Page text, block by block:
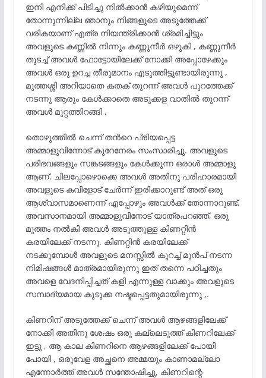
ഇനി എനിക്ക് പിടിച്ചു നിൽക്കാൻ കഴിയുമെന്ന്
തോന്നുന്നില്ല ഞാനും നിങ്ങളുടെ അടുത്തേക്ക്
വരികയാണ് എത്ര നിയന്ത്രിക്കാൻ ശ്രമിച്ചിട്ടും
അവളുടെ കണ്ണിൽ നിന്നും കണ്ണുനീർ ഒഴുകി , കണ്ണുനീർ
തുടച്ച് അവൾ ഫോട്ടോയിലേക്ക് നോക്കി അപ്പോഴേക്കും
അവൾ ഒരു ഉറച്ച തീരുമാനം എടുത്തിട്ടുണ്ടായിരുന്നു ,
മുത്തശ്ശി അറിയാതെ കതക് തുറന്ന് അവൾ പുറത്തേക്ക്
നടന്നു ആരും കേൾക്കാതെ അടുക്കള വാതിൽ തുറന്ന്
അവൾ മുറ്റത്തിറങ്ങി ,
തൊഴുത്തിൽ ചെന്ന് തൻറെ പ്രിയപ്പെട്ട
അമ്മാളുവിന്നോട് കുറേനേരം സംസാരിച്ചു. അവളുടെ
പരിഭവങ്ങളും സങ്കടങ്ങളും കേൾക്കുന്ന ഒരാൾ അമ്മാളു
ആണ്. ചിലപ്പോഴൊക്കെ അവൾ അതിനു പരിഹാരമായി
അവളുടെ കവിളോട് ചേർന്ന് ഇരിക്കാറുണ്ട് അത് ഒരു
ആശ്വാസമാണെന്ന് എപ്പോഴും അവൾക്ക് തോന്നാറുണ്ട്.
അവസാനമായി അമ്മാളുവിനോട് യാത്രപറഞ്ഞ്, ഒരു
മുത്തം നൽകി അവൾ അടുത്തുള്ള കിണറ്റിൻ
കരയിലേക്ക് നടന്നു. കിണറ്റിൻ കരയിലേക്ക്
നടക്കുമ്പോൾ അവളുടെ മനസ്സിൽ കുറച്ച് മുൻപ് നടന്ന
നിമിഷങ്ങൾ മാത്രമായിരുന്നു ഇത് തന്നെ പഠിച്ചതും
അവളെ വേദനിപ്പിച്ചത് കളി എന്നുള്ള വാക്കും അവളുടെ
സമ്പാദ്യമായ കുടുക്ക നഷ്ടപ്പെട്ടതുമായിരുന്നു ,.
കിണറിന് അടുത്തേക്ക് ചെന്ന് അവൾ ആഴങ്ങളിലേക്ക്
നോക്കി അതിനു ശേഷം ഒരു കല്ലെടുത്ത് കിണറിലേക്ക്
ഇട്ടു , ആ കാല കിണറിനെ ആഴങ്ങളിലേക്ക് പോയി
പോയി , ഒരുവേള അച്ഛനെ അമ്മയും കാണാമല്ലോ
എന്നോർത്ത് അവൾ സന്തോഷിച്ചു, കിണറിന്റെ